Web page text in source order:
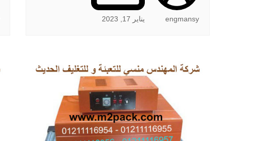
engmansy يناير 17, 2023